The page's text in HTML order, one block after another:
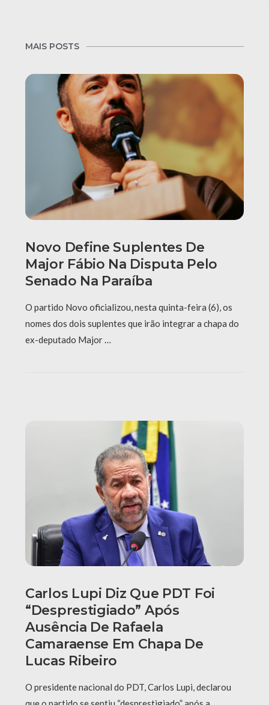
MAIS POSTS
Novo Define Suplentes De
Major Fábio Na Disputa Pelo
Senado Na Paraíba
O partido Novo oficializou, nesta quinta-feira (6), os
nomes dos dois suplentes que irão integrar a chapa do
ex-deputado Major …
Carlos Lupi Diz Que PDT Foi
“desprestigiado” Após
Ausência De Rafaela
Camaraense Em Chapa De
Lucas Ribeiro
O presidente nacional do PDT, Carlos Lupi, declarou